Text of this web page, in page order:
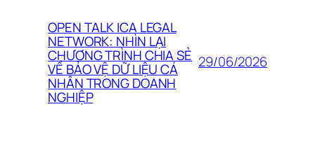
OPEN TALK ICA LEGAL
NETWORK: NHÌN LẠI
CHƯƠNG TRÌNH CHIA SẺ
VỀ BẢO VỆ DỮ LIỆU CÁ
NHÂN TRONG DOANH
NGHIỆP
29/06/2026